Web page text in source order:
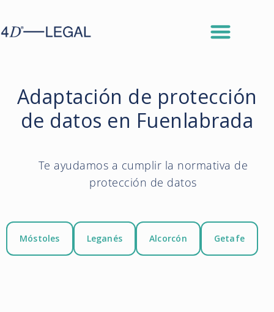
Adaptación de protección
de datos en Fuenlabrada
Te ayudamos a cumplir la normativa de
protección de datos
Móstoles Leganés Alcorcón Getafe